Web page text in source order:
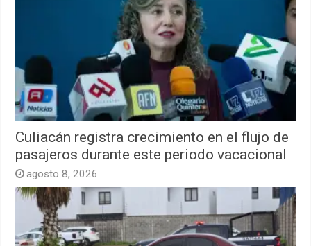
Culiacán registra crecimiento en el flujo de
pasajeros durante este periodo vacacional
agosto 8, 2026